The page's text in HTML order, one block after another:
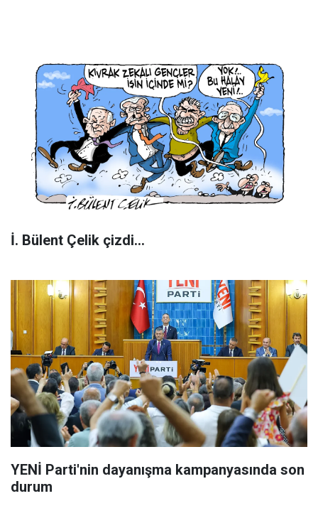
İ. Bülent Çelik çizdi...
YENİ Parti'nin dayanışma kampanyasında son
durum